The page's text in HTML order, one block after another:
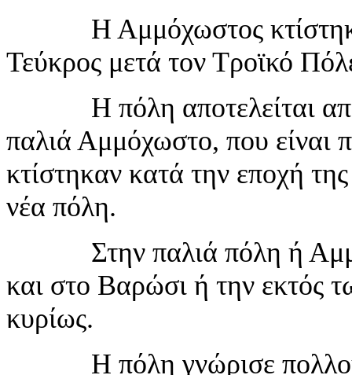
Η Αμμόχωστος κτίστηκε
Τεύκρος μετά τον Τροϊκό
Η πόλη αποτελείται
παλιά Αμμόχωστο, που είναι
κτίστηκαν κατά την εποχή
νέα πόλη.
Στην παλιά πόλη ή
και στο Βαρώσι ή την εκτός
κυρίως.
Η πόλη γνώρισε πολλούς